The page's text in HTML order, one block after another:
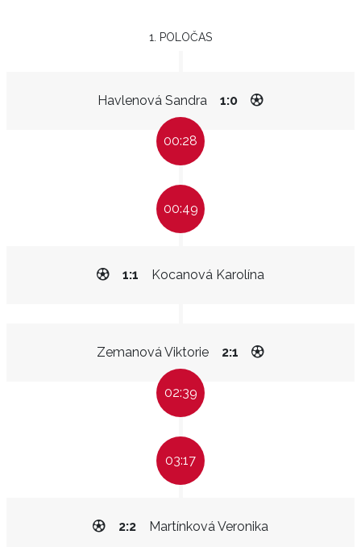
1. POLOČAS
Havlenová Sandra 1:0
00:28
00:49
Kocanová Karolína
1:1
Zemanová Viktorie 2:1
02:39
03:17
Martínková Veronika
2:2